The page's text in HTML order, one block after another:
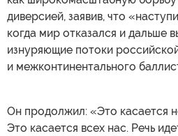
диверсией, заявив, что
когда мир отказался и дальше
изнуряющие потоки
и межконтинентального
Он продолжил: «Это касается
Это касается всех нас. Речь